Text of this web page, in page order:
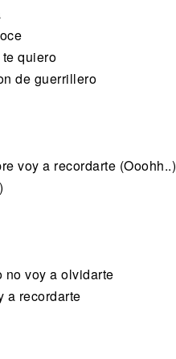
quiero
de guerrillero
voy a recordarte (Ooohh..)
no voy a olvidarte
a recordarte